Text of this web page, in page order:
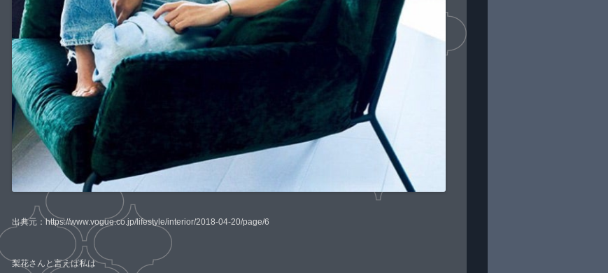
出典元：https://www.vogue.co.jp/lifestyle/interior/2018-04-20/page/6
梨花さんと言えば私は